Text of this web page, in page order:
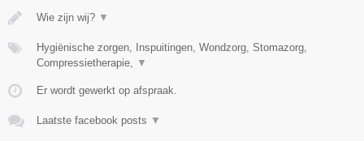
Wie zijn wij? ▼
Hygiënische zorgen, Inspuitingen, Wondzorg, Stomazorg,
Compressietherapie, ▼
Er wordt gewerkt op afspraak.
Laatste facebook posts ▼